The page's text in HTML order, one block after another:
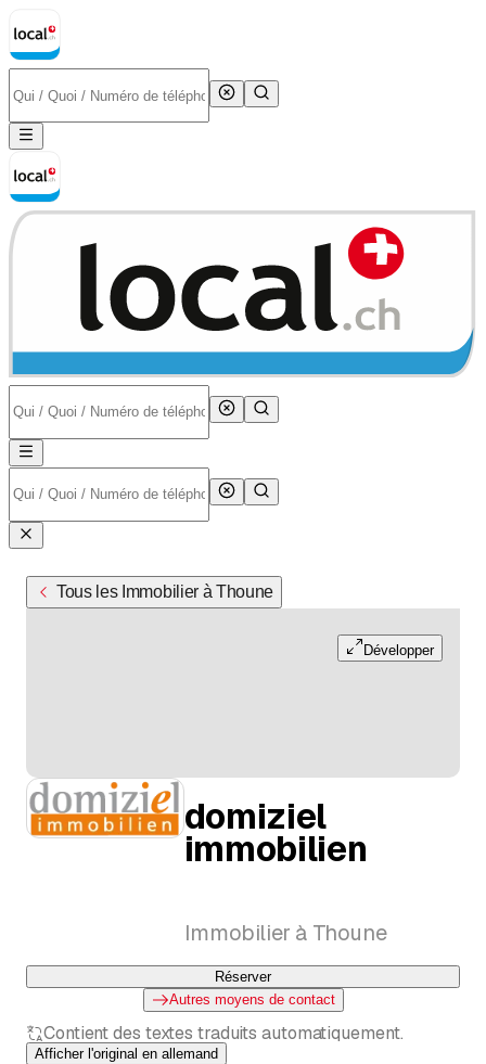
Tous les Immobilier à Thoune
Développer
domiziel
immobilien
Immobilier à Thoune
Réserver
Autres moyens de contact
Contient des textes traduits automatiquement.
Afficher l'original en allemand